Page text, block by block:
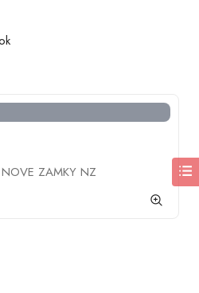
NOVE ZAMKY NZ